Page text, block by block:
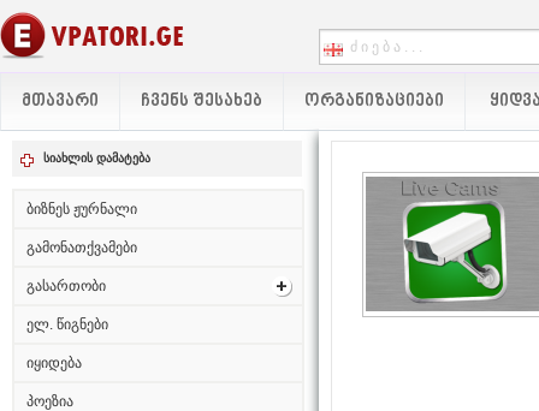
ᲛᲗᲐᲕᲐᲠᲘ ᲩᲕᲔᲜᲡ ᲨᲔᲡᲐᲮᲔᲑ ᲝᲠᲒᲐᲜᲘᲖᲐᲪᲘᲔᲑᲘ
სიახლის დამატება
ბიზნეს ჟურნალი
გამონათქვამები
გასართობი
ელ. წიგნები
იყიდება
პოეზია